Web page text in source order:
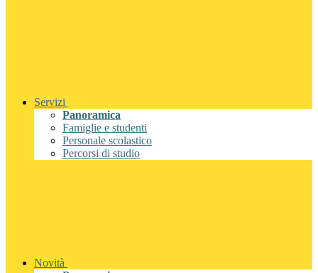
Servizi
Panoramica
Famiglie e studenti
Personale scolastico
Percorsi di studio
Novità